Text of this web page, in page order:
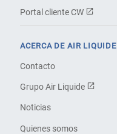
Portal cliente CW
ACERCA DE AIR LIQUIDE
Contacto
Grupo Air Liquide
Noticias
Quienes somos